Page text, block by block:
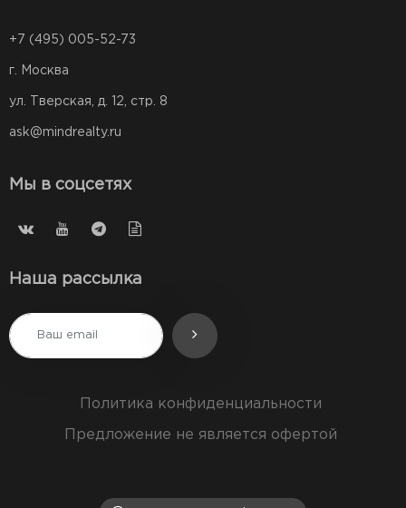
+7 (495) 005-52-73
г. Москва
ул. Тверская, д. 12, стр. 8
ask@mindrealty.ru
Мы в соцсетях
Наша рассылка
Политика конфиденциальности
Предложение не является офертой